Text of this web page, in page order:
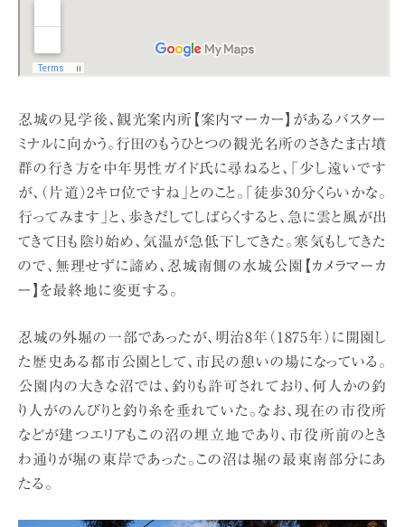
忍城の見学後、観光案内所【案内マーカー】があるバスター
ミナルに向かう。行田のもうひとつの観光名所のさきたま古墳
群の行き方を中年男性ガイド氏に尋ねると、「少し遠いです
が、（片道）2キロ位ですね」とのこと。「徒歩30分くらいかな。
行ってみます」と、歩きだしてしばらくすると、急に雲と風が出
てきて日も陰り始め、気温が急低下してきた。寒気もしてきた
ので、無理せずに諦め、忍城南側の水城公園【カメラマーカ
ー】を最終地に変更する。
忍城の外堀の一部であったが、明治8年（1875年）に開園し
た歴史ある都市公園として、市民の憩いの場になっている。
公園内の大きな沼では、釣りも許可されており、何人かの釣
り人がのんびりと釣り糸を垂れていた。なお、現在の市役所
などが建つエリアもこの沼の埋立地であり、市役所前のとき
わ通りが堀の東岸であった。この沼は堀の最東南部分にあ
たる。